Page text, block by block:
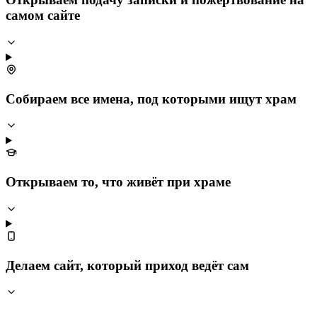
самом сайте
Собираем все имена, под которыми ищут храм
Открываем то, что живёт при храме
Делаем сайт, который приход ведёт сам